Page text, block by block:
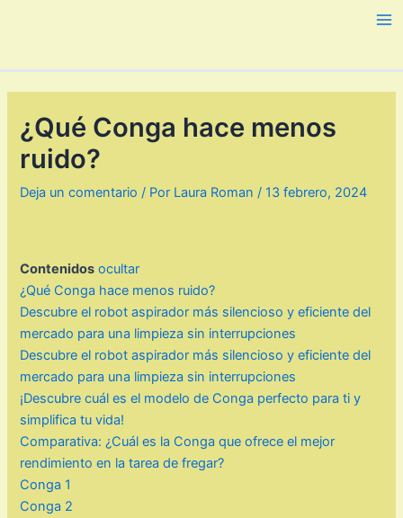
¿Qué Conga hace menos
ruido?
Deja un comentario / Por Laura Roman/13 febrero, 2024
Contenidos ocultar
¿Qué Conga hace menos ruido?
Descubre el robot aspirador más silencioso y eficiente del
mercado para una limpieza sin interrupciones
Descubre el robot aspirador más silencioso y eficiente del
mercado para una limpieza sin interrupciones
¡Descubre cuál es el modelo de Conga perfecto para ti y
simplifica tu vida!
Comparativa: ¿Cuál es la Conga que ofrece el mejor
rendimiento en la tarea de fregar?
Conga 1
Conga 2